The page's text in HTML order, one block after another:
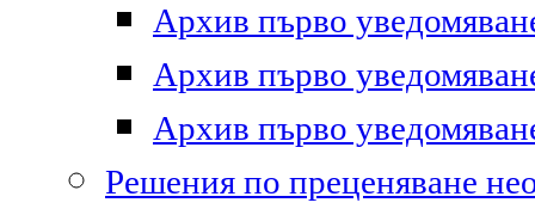
Архив първо
Архив първо
Архив първо
Решения по преценяване